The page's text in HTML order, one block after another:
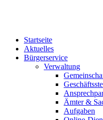
Startseite
Aktuelles
Bürgerservice
Verwaltung
Ämter &
Aufgaben